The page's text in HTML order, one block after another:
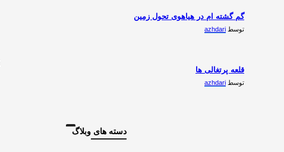
گم گشته ام در هیاهوی تحول زمین
توسط azhdari
قلعه پرتغالی ها
توسط azhdari
دسته های وبلاگ